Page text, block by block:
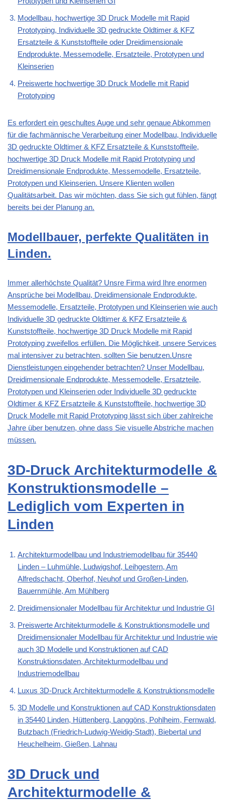
Modellbau, hochwertige 3D Druck Modelle mit Rapid
Prototyping, Individuelle 3D gedruckte Oldtimer & KFZ
Ersatzteile & Kunststoffteile oder Dreidimensionale
Endprodukte, Messemodelle, Ersatzteile, Prototypen und
Kleinserien
Preiswerte hochwertige 3D Druck Modelle mit Rapid
Prototyping
Es erfordert ein geschultes Auge und sehr genaue Abkommen
für die fachmännische Verarbeitung einer Modellbau, Individuelle
3D gedruckte Oldtimer & KFZ Ersatzteile & Kunststoffteile,
hochwertige 3D Druck Modelle mit Rapid Prototyping und
Dreidimensionale Endprodukte, Messemodelle, Ersatzteile,
Prototypen und Kleinserien. Unsere Klienten wollen
Qualitätsarbeit. Das wir möchten, dass Sie sich gut fühlen, fängt
bereits bei der Planung an.
Modellbauer, perfekte Qualitäten in
Linden.
Immer allerhöchste Qualität? Unsre Firma wird Ihre enormen
Ansprüche bei Modellbau, Dreidimensionale Endprodukte,
Messemodelle, Ersatzteile, Prototypen und Kleinserien wie auch
Individuelle 3D gedruckte Oldtimer & KFZ Ersatzteile &
Kunststoffteile, hochwertige 3D Druck Modelle mit Rapid
Prototyping zweifellos erfüllen. Die Möglichkeit, unsere Services
mal intensiver zu betrachten, sollten Sie benutzen.Unsre
Dienstleistungen eingehender betrachten? Unser Modellbau,
Dreidimensionale Endprodukte, Messemodelle, Ersatzteile,
Prototypen und Kleinserien oder Individuelle 3D gedruckte
Oldtimer & KFZ Ersatzteile & Kunststoffteile, hochwertige 3D
Druck Modelle mit Rapid Prototyping lässt sich über zahlreiche
Jahre über benutzen, ohne dass Sie visuelle Abstriche machen
müssen.
3D-Druck Architekturmodelle &
Konstruktionsmodelle –
Lediglich vom Experten in
Linden
Architekturmodellbau und Industriemodellbau für 35440
Linden – Luhmühle, Ludwigshof, Leihgestern, Am
Alfredschacht, Oberhof, Neuhof und Großen-Linden,
Bauernmühle, Am Mühlberg
Dreidimensionaler Modellbau für Architektur und Industrie GI
Preiswerte Architekturmodelle & Konstruktionsmodelle und
Dreidimensionaler Modellbau für Architektur und Industrie wie
auch 3D Modelle und Konstruktionen auf CAD
Konstruktionsdaten, Architekturmodellbau und
Industriemodellbau
Luxus 3D-Druck Architekturmodelle & Konstruktionsmodelle
3D Modelle und Konstruktionen auf CAD Konstruktionsdaten
in 35440 Linden, Hüttenberg, Langgöns, Pohlheim, Fernwald,
Butzbach (Friedrich-Ludwig-Weidig-Stadt), Biebertal und
Heuchelheim, Gießen, Lahnau
3D Druck und
Architekturmodelle &